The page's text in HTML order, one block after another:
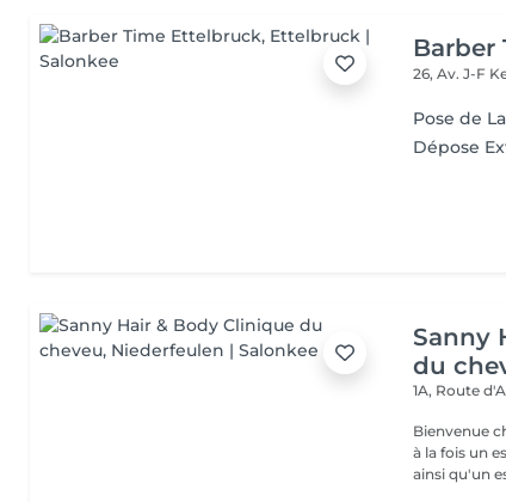
Barber
26, Av. J-F
Pose de
Dépose
Sanny
du
1A, Route
Bienvenue chez Sanny
à la fois un
ainsi qu'un